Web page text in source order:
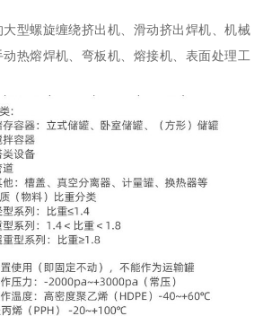
型螺旋缠绕挤出机、滑动挤出焊机、机械
热熔焊机、弯板机、熔接机、表面处理工